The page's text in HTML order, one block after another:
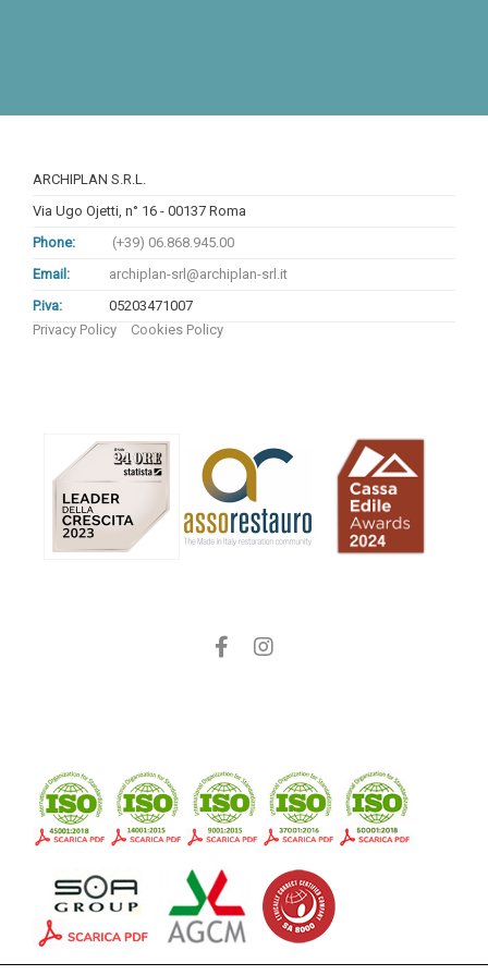
ARCHIPLAN S.R.L.
Via Ugo Ojetti, n° 16 - 00137 Roma
Phone:
(+39) 06.868.945.00
Email:
archiplan-srl@archiplan-srl.it
P.iva:
05203471007
Privacy Policy
Cookies Policy
FacebookInstagram